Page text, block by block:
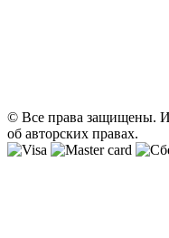
© Все права защищены.
об авторских правах.